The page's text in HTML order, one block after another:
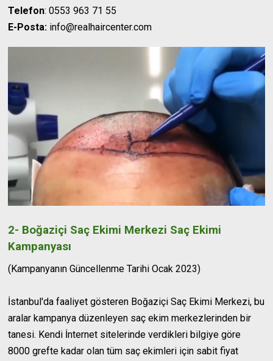
Telefon: 0553 963 71 55
E-Posta: info@realhaircenter.com
2- Boğaziçi Saç Ekimi Merkezi Saç Ekimi
Kampanyası
(Kampanyanın Güncellenme Tarihi Ocak 2023)
İstanbul'da faaliyet gösteren Boğaziçi Saç Ekimi Merkezi, bu
aralar kampanya düzenleyen saç ekim merkezlerinden bir
tanesi. Kendi İnternet sitelerinde verdikleri bilgiye göre
8000 grefte kadar olan tüm saç ekimleri için sabit fiyat